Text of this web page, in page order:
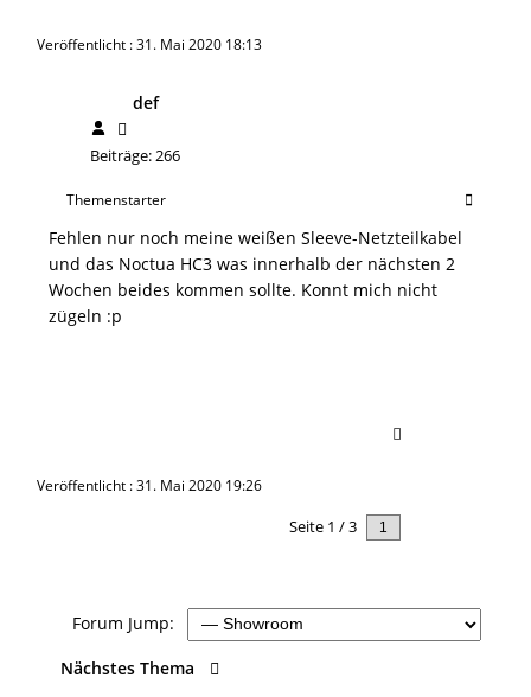
Veröffentlicht : 31. Mai 2020 18:13
def
Beiträge: 266
Themenstarter
Fehlen nur noch meine weißen Sleeve-Netzteilkabel
und das Noctua HC3 was innerhalb der nächsten 2
Wochen beides kommen sollte. Konnt mich nicht
zügeln :p
Veröffentlicht : 31. Mai 2020 19:26
Seite 1 / 3
Forum Jump:
Nächstes Thema